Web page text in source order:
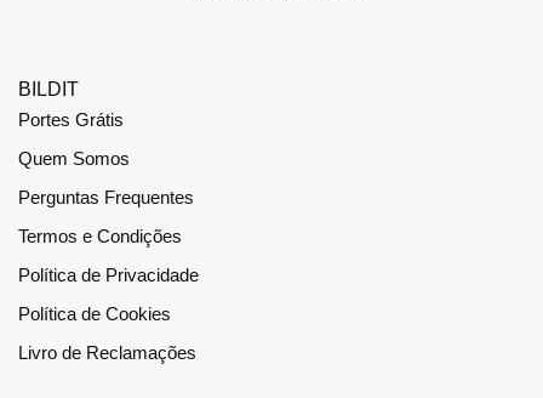
BILDIT
Portes Grátis
Quem Somos
Perguntas Frequentes
Termos e Condições
Política de Privacidade
Política de Cookies
Livro de Reclamações